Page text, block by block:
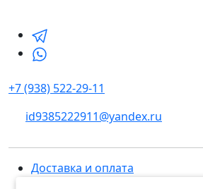
+7 (938) 522-29-11
id9385222911@yandex.ru
Доставка и оплата